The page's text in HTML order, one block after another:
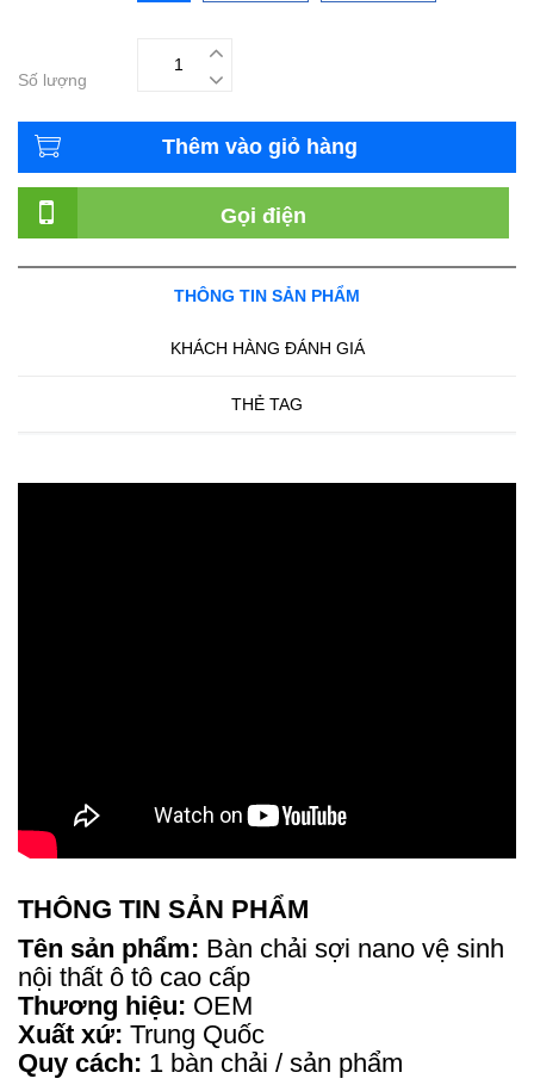
Số lượng
Thêm vào giỏ hàng
Gọi điện
THÔNG TIN SẢN PHẨM
KHÁCH HÀNG ĐÁNH GIÁ
THẺ TAG
THÔNG TIN SẢN PHẨM
Tên sản phẩm: Bàn chải sợi nano vệ sinh
nội thất ô tô cao cấp
Thương hiệu: OEM
Xuất xứ: Trung Quốc
Quy cách: 1 bàn chải / sản phẩm